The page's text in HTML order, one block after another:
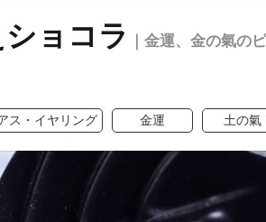
ョコラ ｜金運、金の氣の
ス・イヤリング 金運 土の氣